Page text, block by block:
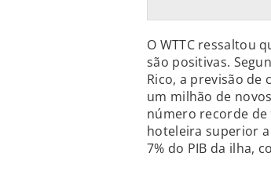
O WTTC ressaltou
são positivas.
Rico, a previsão
um milhão de
número recorde de
hoteleira superior
7% do PIB da ilha,